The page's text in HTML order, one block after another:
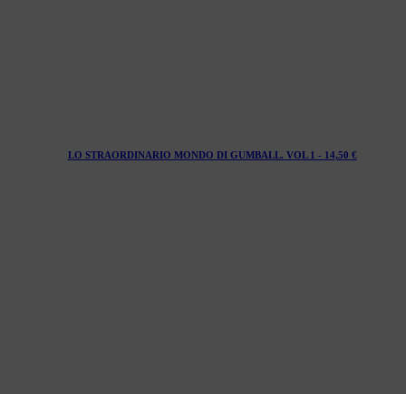
LO STRAORDINARIO MONDO DI GUMBALL. VOL 1 - 14,50 €